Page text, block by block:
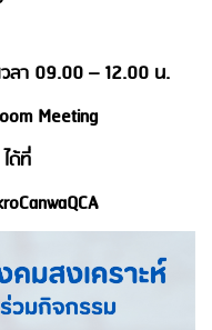
ลา 09.00 – 12.00 น.
Meeting
ด้ที่